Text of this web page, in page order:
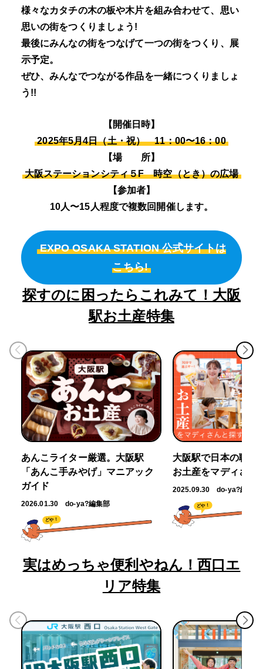
様々なカタチの木の板や木片を組み合わせて、思い
思いの街をつくりましょう!
最後にみんなの街をつなげて一つの街をつくり、展
示予定。
ぜひ、みんなでつながる作品を一緒につくりましょ
う!!
【開催日時】
2025年5月4日（土・祝） 11：00〜16：00
【場 所】
大阪ステーションシティ５F 時空（とき）の広場
【参加者】
10人〜15人程度で複数回開催します。
EXPO OSAKA STATION 公式サイトは
こちら!
探すのに困ったらこれみて！大阪
駅お土産特集
あんこライター厳選。大阪駅
「あんこ手みやげ」マニアック
ガイド
2026.01.30 do-ya?編集部
どや！
大阪駅で日本の職人
お土産をマディさん
2025.09.30 do-ya?編集部
どや！
実はめっちゃ便利やねん！西口エ
リア特集